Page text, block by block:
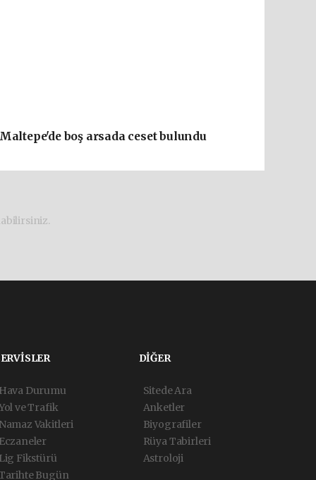
boş arsada ceset bulundu
Durumu
ve Trafik
Vakitleri
Fikstürü
Bugün
DİĞER
Sitede Ara
Anketler
Biyografiler
Rüya Tabirleri
Astroloji